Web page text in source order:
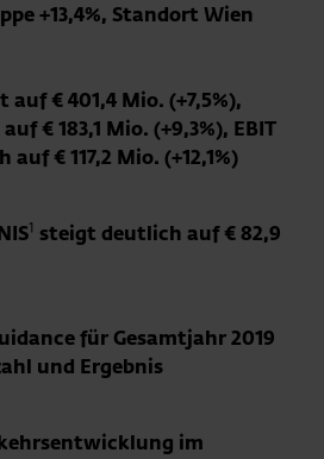
+13,4%, Standort Wien
auf € 401,4 Mio. (+7,5%),
auf € 183,1 Mio. (+9,3%), EBIT
auf € 117,2 Mio. (+12,1%)
1 steigt deutlich auf € 82,9
für Gesamtjahr 2019
und Ergebnis
im